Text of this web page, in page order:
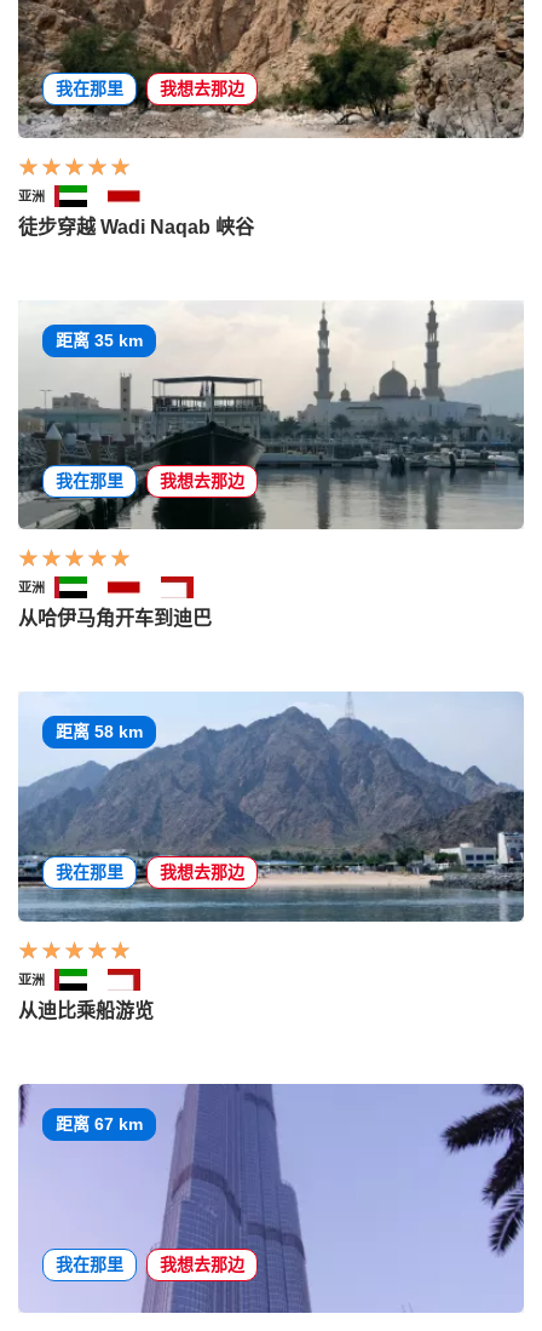
我在那里 我想去那边
亚洲
徒步穿越 Wadi Naqab 峡谷
距离 35 km
我在那里 我想去那边
亚洲
从哈伊马角开车到迪巴
距离 58 km
我在那里 我想去那边
亚洲
从迪比乘船游览
距离 67 km
我在那里 我想去那边